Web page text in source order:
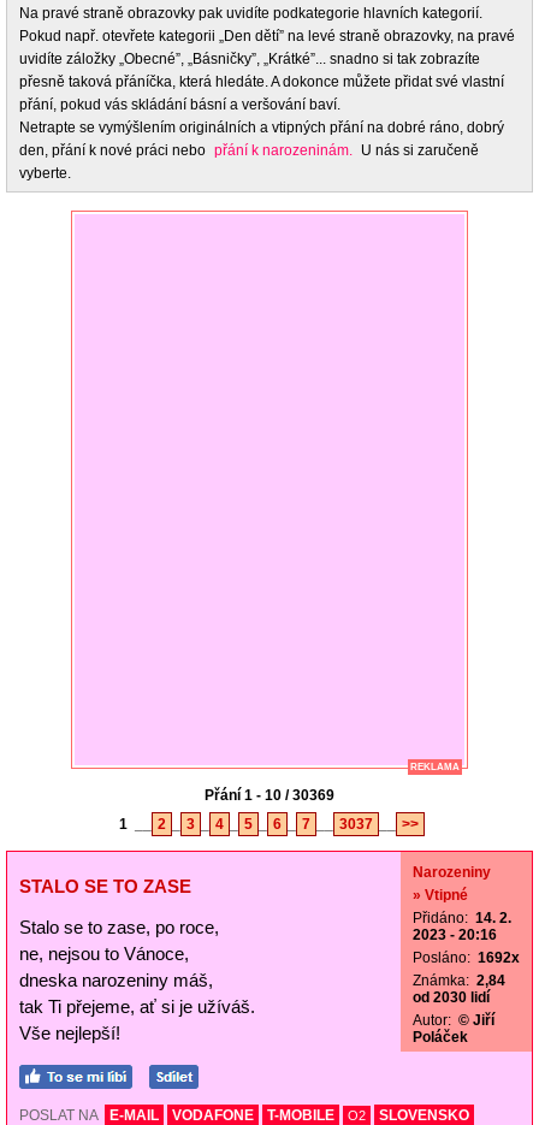
Na pravé straně obrazovky pak uvidíte podkategorie hlavních kategorií.
Pokud např. otevřete kategorii „Den dětí” na levé straně obrazovky, na pravé
uvidíte záložky „Obecné”, „Básničky”, „Krátké”... snadno si tak zobrazíte
přesně taková přáníčka, která hledáte. A dokonce můžete přidat své vlastní
přání, pokud vás skládání básní a veršování baví.
Netrapte se vymýšlením originálních a vtipných přání na dobré ráno, dobrý
den, přání k nové práci nebo přání k narozeninám. U nás si zaručeně
vyberte.
REKLAMA
Přání 1 - 10 / 30369
1
2 3 4 5 6 7 3037 >>
STALO SE TO ZASE
Stalo se to zase, po roce,
ne, nejsou to Vánoce,
dneska narozeniny máš,
tak Ti přejeme, ať si je užíváš.
Vše nejlepší!
Narozeniny
» Vtipné
Přidáno: 14. 2.
2023 - 20:16
Posláno: 1692x
Známka: 2,84
od 2030 lidí
Autor: © Jiří
Poláček
POSLAT NA E-MAIL VODAFONE T-MOBILE O2
SLOVENSKO